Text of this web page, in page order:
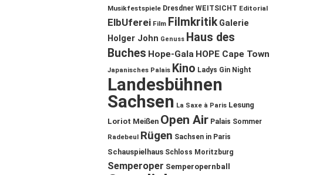
Musikfestspiele Dresdner WEITSICHT Editorial
ElbUferei Film Filmkritik Galerie
Holger John Genuss Haus des
Buches Hope-Gala HOPE Cape Town
Japanisches Palais Kino Ladys Gin Night
Landesbühnen
Sachsen La Saxe à Paris Lesung
Loriot Meißen Open Air Palais Sommer
Radebeul Rügen Sachsen in Paris
Schauspielhaus Schloss Moritzburg
Semperoper Semperopernball